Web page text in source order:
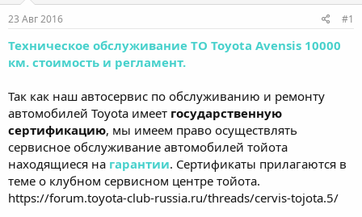
23 Авг 2016 #1
Техническое обслуживание ТО Toyota Avensis 10000
км. стоимость и регламент.
Так как наш автосервис по обслуживанию и ремонту
автомобилей Toyota имеет государственную
сертификацию, мы имеем право осуществлять
сервисное обслуживание автомобилей тойота
находящиеся на гарантии. Сертификаты прилагаются в
теме о клубном сервисном центре тойота.
https://forum.toyota-club-russia.ru/threads/cervis-tojota.5/